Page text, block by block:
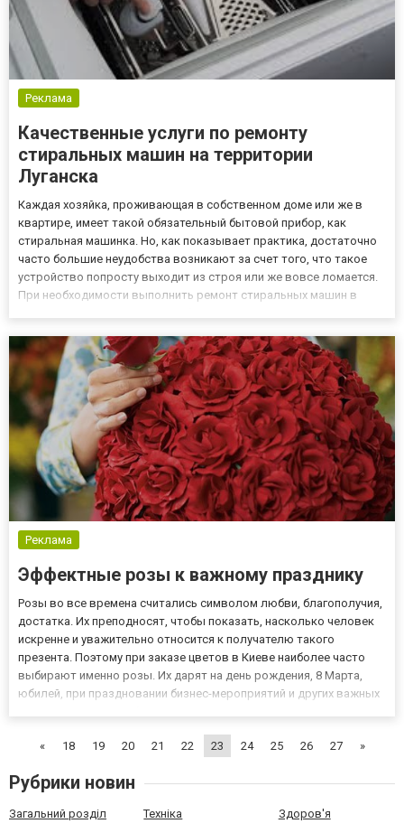
Реклама
Качественные услуги по ремонту
стиральных машин на территории
Луганска
Каждая хозяйка, проживающая в собственном доме или же в
квартире, имеет такой обязательный бытовой прибор, как
стиральная машинка. Но, как показывает практика, достаточно
часто большие неудобства возникают за счет того, что такое
устройство попросту выходит из строя или же вовсе ломается.
При необходимости выполнить ремонт стиральных машин в
Реклама
Эффектные розы к важному празднику
Розы во все времена считались символом любви, благополучия,
достатка. Их преподносят, чтобы показать, насколько человек
искренне и уважительно относится к получателю такого
презента. Поэтому при заказе цветов в Киеве наиболее часто
выбирают именно розы. Их дарят на день рождения, 8 Марта,
юбилей, при праздновании бизнес-мероприятий и других важных
«
18 19 20 21 22 23 24 25 26 27 »
Рубрики новин
Загальний розділ Техніка Здоров'я